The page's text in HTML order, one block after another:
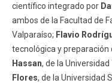
científico integrado por
ambos de la Facultad de
Valparaíso; Flavio
tecnológica y preparación
Hassan, de la
Flores, de la Universidad